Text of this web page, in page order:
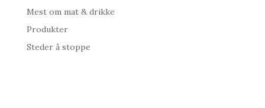
Mest om mat & drikke
Produkter
Steder å stoppe